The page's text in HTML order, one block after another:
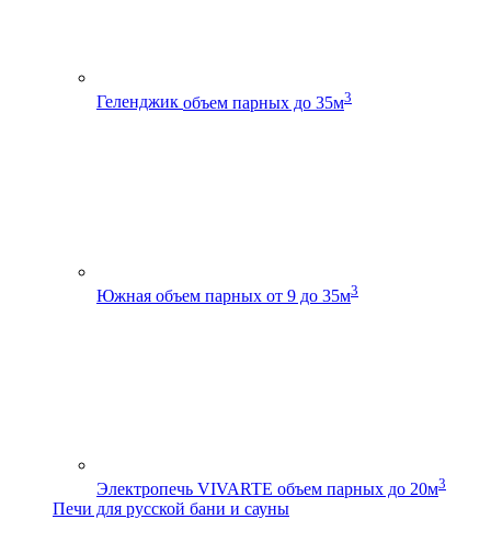
Геленджик объем парных до 35м3
Южная объем парных от 9 до 35м3
Электропечь VIVARTE объем парных до 20м3
Печи для русской бани и сауны